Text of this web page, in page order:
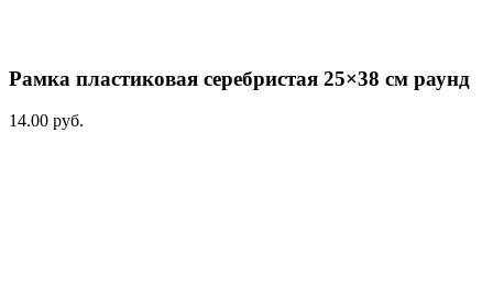
Рамка пластиковая серебристая 25×38 см раунд
14.00 руб.